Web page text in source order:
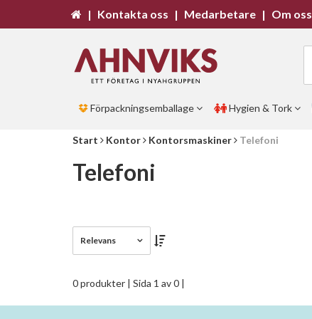
Start Kontor Kontorsmaskiner Telefoni
Telefoni
Relevans
0 produkter | Sida 1 av 0 |
| Kontakta oss | Medarbetare | Om oss
Förpackningsemballage Hygien & Tork